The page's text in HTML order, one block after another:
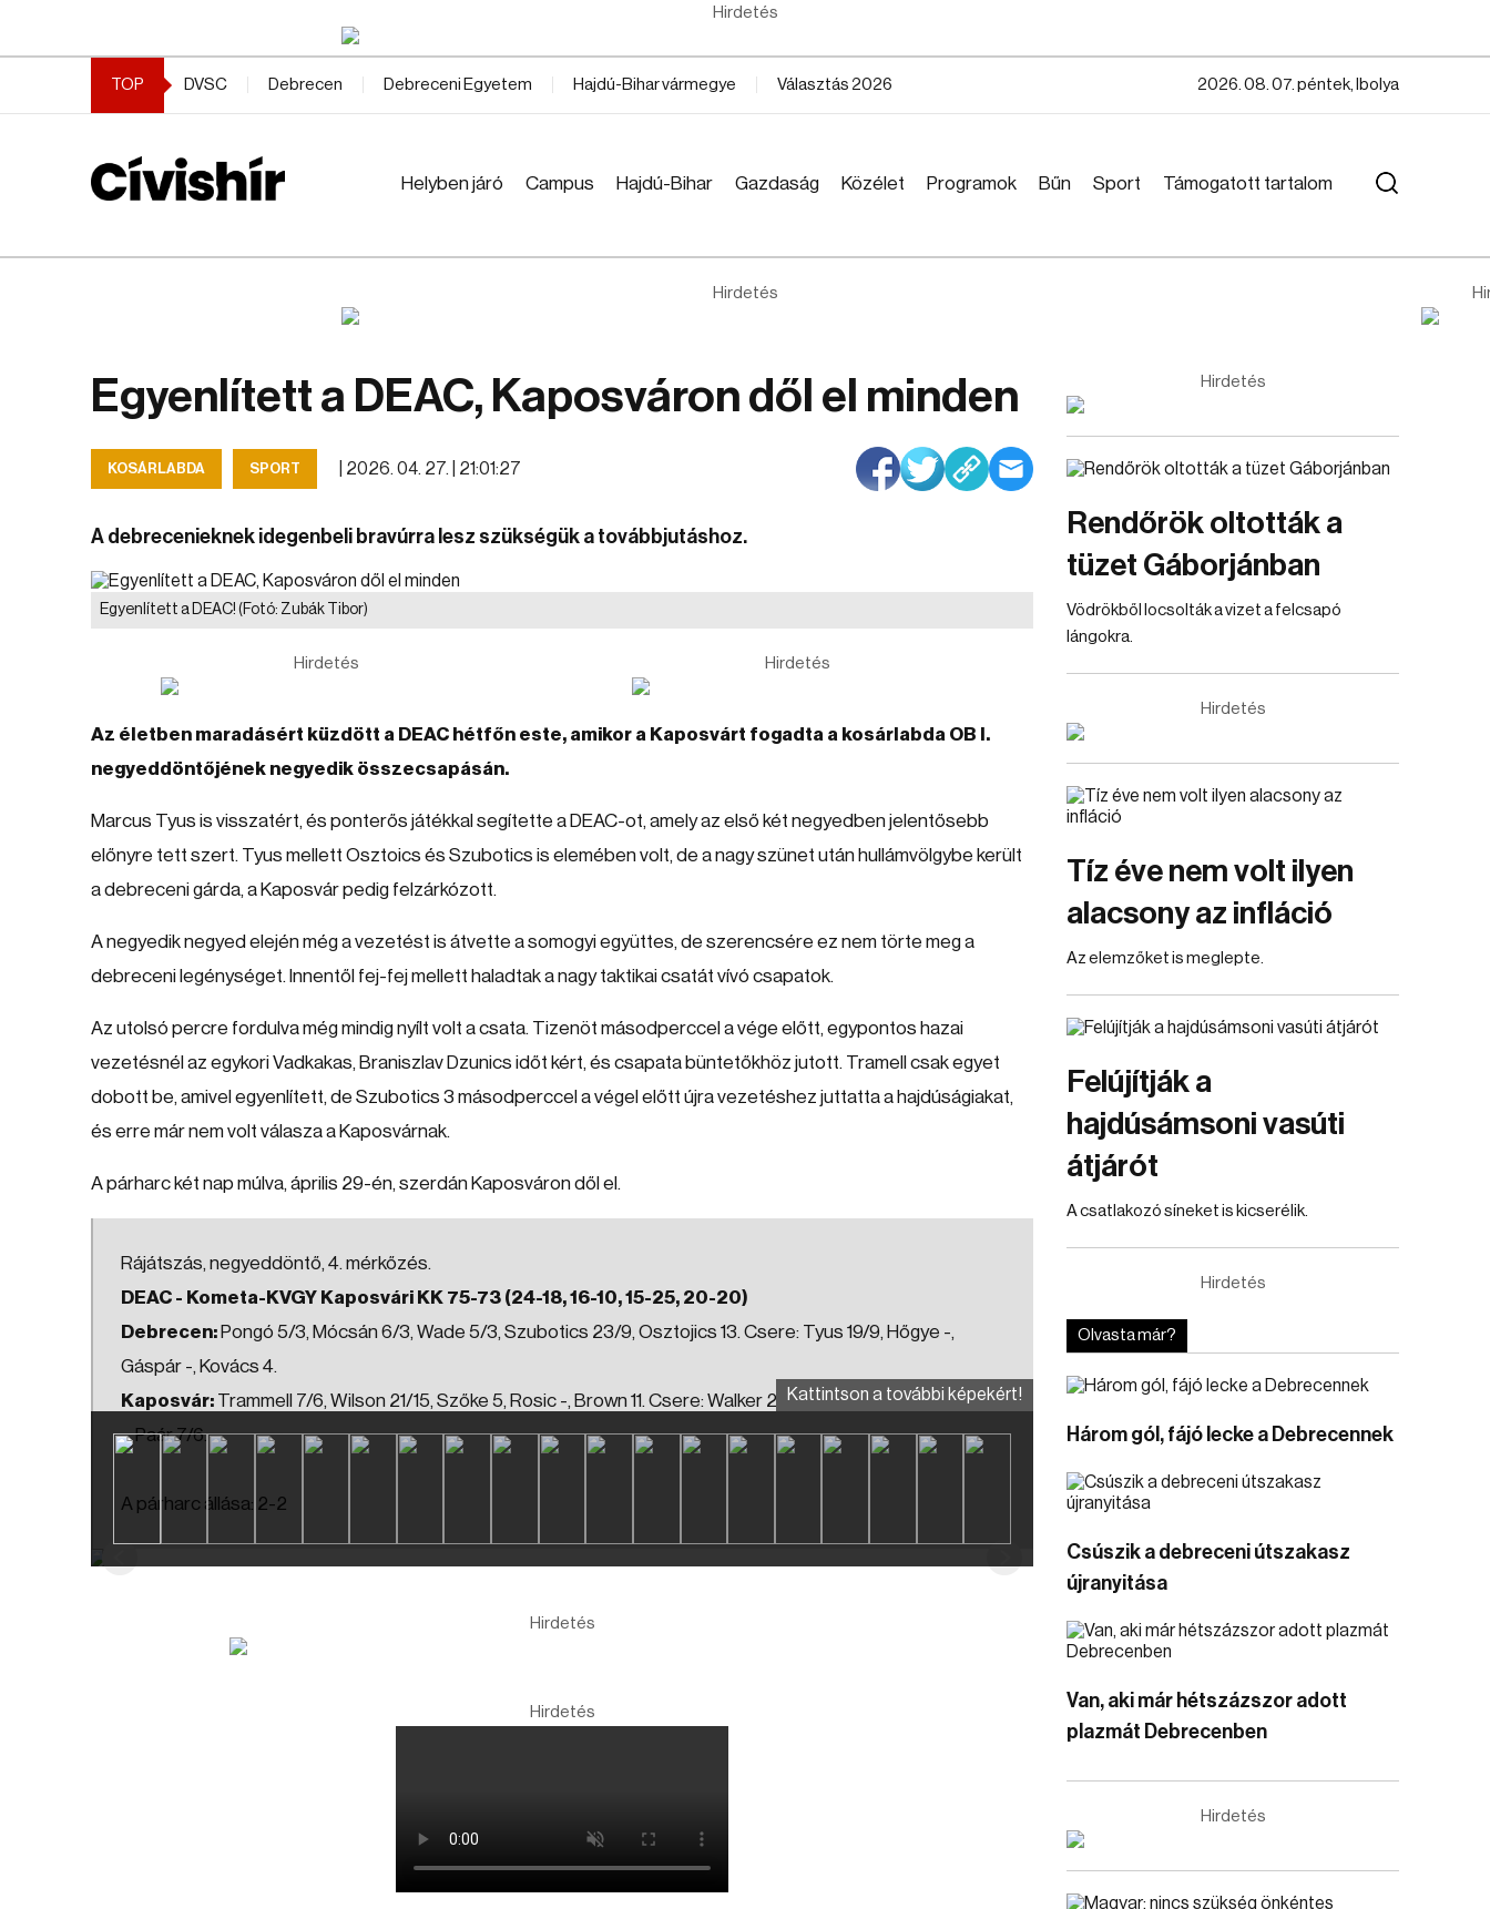
Hirdetés
TOP DVSC Debrecen Debreceni Egyetem Hajdú-Bihar vármegye Választás 2026 2026. 08. 07. péntek, Ibolya
Helyben járó Campus Hajdú-Bihar Gazdaság Közélet Programok Bűn Sport Támogatott tartalom
Hirdetés
Egyenlített a DEAC, Kaposváron dől el minden
KOSÁRLABDA SPORT 2026. 04. 27. | 21:01:27
A debrecenieknek idegenbeli bravúrra lesz szükségük a továbbjutáshoz.
Egyenlített a DEAC! (Fotó: Zubák Tibor)
Hirdetés Hirdetés
Az életben maradásért küzdött a DEAC hétfőn este, amikor a Kaposvárt fogadta a kosárlabda OB I.
negyeddöntőjének negyedik összecsapásán.
Marcus Tyus is visszatért, és ponterős játékkal segítette a DEAC-ot, amely az első két negyedben jelentősebb
előnyre tett szert. Tyus mellett Osztoics és Szubotics is elemében volt, de a nagy szünet után hullámvölgybe került
a debreceni gárda, a Kaposvár pedig felzárkózott.
A negyedik negyed elején még a vezetést is átvette a somogyi együttes, de szerencsére ez nem törte meg a
debreceni legénységet. Innentől fej-fej mellett haladtak a nagy taktikai csatát vívó csapatok.
Az utolsó percre fordulva még mindig nyílt volt a csata. Tizenöt másodperccel a vége előtt, egypontos hazai
vezetésnél az egykori Vadkakas, Braniszlav Dzunics időt kért, és csapata büntetőkhöz jutott. Tramell csak egyet
dobott be, amivel egyenlített, de Szubotics 3 másodperccel a végel előtt újra vezetéshez juttatta a hajdúságiakat,
és erre már nem volt válasza a Kaposvárnak.
A párharc két nap múlva, április 29-én, szerdán Kaposváron dől el.
Rájátszás, negyeddöntő, 4. mérkőzés.
DEAC - Kometa-KVGY Kaposvári KK 75-73 (24-18, 16-10, 15-25, 20-20)
Debrecen: Pongó 5/3, Mócsán 6/3, Wade 5/3, Szubotics 23/9, Osztojics 13. Csere: Tyus 19/9, Hőgye -,
Gáspár -, Kovács 4.
Kaposvár: Trammell 7/6, Wilson 21/15, Szőke 5, Rosic -, Brown 11. Csere: Walker 20/9, Buzás -, Völgyi 2, Puska
-, Paár 7/6.
A párharc állása: 2-2
Kattintson a további képekért!
Hirdetés
Hirdetés
Hirdetés
Rendőrök oltották a
tüzet Gáborjánban
Vödrökből locsolták a vizet a felcsapó
lángokra.
Hirdetés
Tíz éve nem volt ilyen
alacsony az infláció
Az elemzőket is meglepte.
Felújítják a
hajdúsámsoni vasúti
átjárót
A csatlakozó síneket is kicserélik.
Hirdetés
Olvasta már?
Három gól, fájó lecke a Debrecennek
Csúszik a debreceni útszakasz
újranyitása
Van, aki már hétszázszor adott
plazmát Debrecenben
Hirdetés